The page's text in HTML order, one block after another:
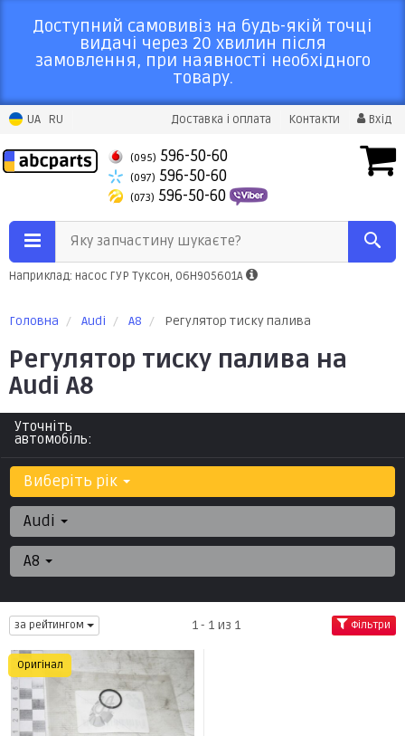
Доступний самовивіз на будь-якій точці
видачі через 20 хвилин після
замовлення, при наявності необхідного
товару.
UA RU Доставка і оплата Контакти Вхід
(095) 596-50-60
(097) 596-50-60
(073) 596-50-60
Яку запчастину шукаєте?
Наприклад: насос ГУР Туксон, 06H905601A
Головна Audi A8 Регулятор тиску палива
Регулятор тиску палива на
Audi A8
Уточніть
автомобіль:
Виберіть рік
Audi
A8
за рейтингом 1 - 1 из 1 Фільтри
Оригінал